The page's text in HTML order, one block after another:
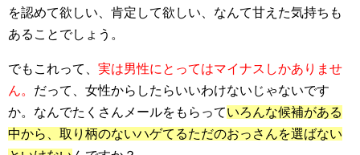
を認めて欲しい、肯定して欲しい、なんて甘えた気持ちも
あることでしょう。
でもこれって、 実は男性にとってはマイナスしかありませ
ん。 だって、女性からしたらいいわけないじゃないです
か。なんでたくさんメールをもらっていろんな候補がある
中から、取り柄のないハゲてるただのおっさんを選ばない